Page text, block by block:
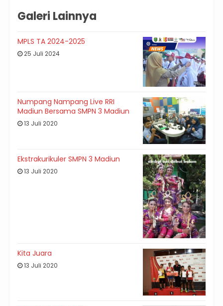
Galeri Lainnya
MPLS TA 2024-2025
25 Juli 2024
Numpang Nampang Live RRI
Madiun Bersama SMPN 3 Madiun
13 Juli 2020
Ekstrakurikuler SMPN 3 Madiun
13 Juli 2020
Kita Juara
13 Juli 2020